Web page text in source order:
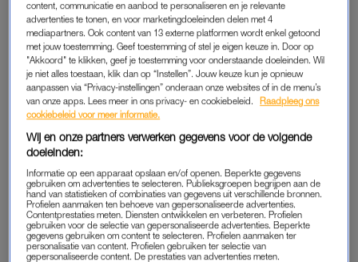
vieze vingers aan hem zitten allemaal.”
De kersverse vader is beschermend naar zijn zoon. “Dat is
helemaal niet goed voor die kleine, al die vreemde mensen die
aan hem zitten te friemelen.” Het lijkt bijna té toevallig, want
niet lang erna komen zie iemand tegen. “O wat een schatje he,
hallo”, kirt de voorbijgangster als ze Jason bewondert. “Oh wat
ben je knap en wat een zachte wangetjes he.” Mathilde
glundert van trots: “Ja he”.
Gerda is te zien in 'URK!':
'Helemaal blij toen Mathilde
zwanger bleek te zijn'
content, communicatie en aanbod te personaliseren en je relevante
advertenties te tonen, en voor marketingdoeleinden delen met 4
mediapartners. Ook content van 13 externe platformen wordt enkel getoond
met jouw toestemming. Geef toestemming of stel je eigen keuze in. Door op
"Akkoord" te klikken, geef je toestemming voor onderstaande doeleinden. Wil
je niet alles toestaan, klik dan op “Instellen”. Jouw keuze kun je opnieuw
aanpassen via “Privacy-instellingen” onderaan onze websites of in de menu’s
van onze apps. Lees meer in ons privacy- en cookiebeleid.
Raadpleeg ons
cookiebeleid voor meer informatie.
Wij en onze partners verwerken gegevens voor de volgende
doeleinden:
Informatie op een apparaat opslaan en/of openen. Beperkte gegevens
gebruiken om advertenties te selecteren. Publieksgroepen begrijpen aan de
hand van statistieken of combinaties van gegevens uit verschillende bronnen.
Profielen aanmaken ten behoeve van gepersonaliseerde advertenties.
Contentprestaties meten. Diensten ontwikkelen en verbeteren. Profielen
gebruiken voor de selectie van gepersonaliseerde advertenties. Beperkte
gegevens gebruiken om content te selecteren. Profielen aanmaken ter
personalisatie van content. Profielen gebruiken ter selectie van
gepersonaliseerde content. De prestaties van advertenties meten.